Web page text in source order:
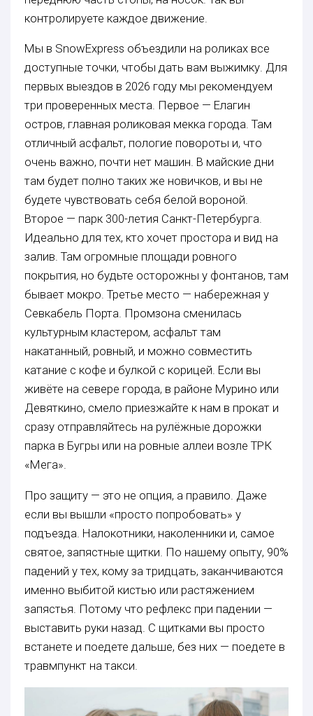
контролируете каждое движение.
Мы в SnowExpress объездили на роликах все
доступные точки, чтобы дать вам выжимку. Для
первых выездов в 2026 году мы рекомендуем
три проверенных места. Первое — Елагин
остров, главная роликовая мекка города. Там
отличный асфальт, пологие повороты и, что
очень важно, почти нет машин. В майские дни
там будет полно таких же новичков, и вы не
будете чувствовать себя белой вороной.
Второе — парк 300-летия Санкт-Петербурга.
Идеально для тех, кто хочет простора и вид на
залив. Там огромные площади ровного
покрытия, но будьте осторожны у фонтанов, там
бывает мокро. Третье место — набережная у
Севкабель Порта. Промзона сменилась
культурным кластером, асфальт там
накатанный, ровный, и можно совместить
катание с кофе и булкой с корицей. Если вы
живёте на севере города, в районе Мурино или
Девяткино, смело приезжайте к нам в прокат и
сразу отправляйтесь на рулёжные дорожки
парка в Бугры или на ровные аллеи возле ТРК
«Мега».
Про защиту — это не опция, а правило. Даже
если вы вышли «просто попробовать» у
подъезда. Налокотники, наколенники и, самое
святое, запястные щитки. По нашему опыту, 90%
падений у тех, кому за тридцать, заканчиваются
именно выбитой кистью или растяжением
запястья. Потому что рефлекс при падении —
выставить руки назад. С щитками вы просто
встанете и поедете дальше, без них — поедете в
травмпункт на такси.